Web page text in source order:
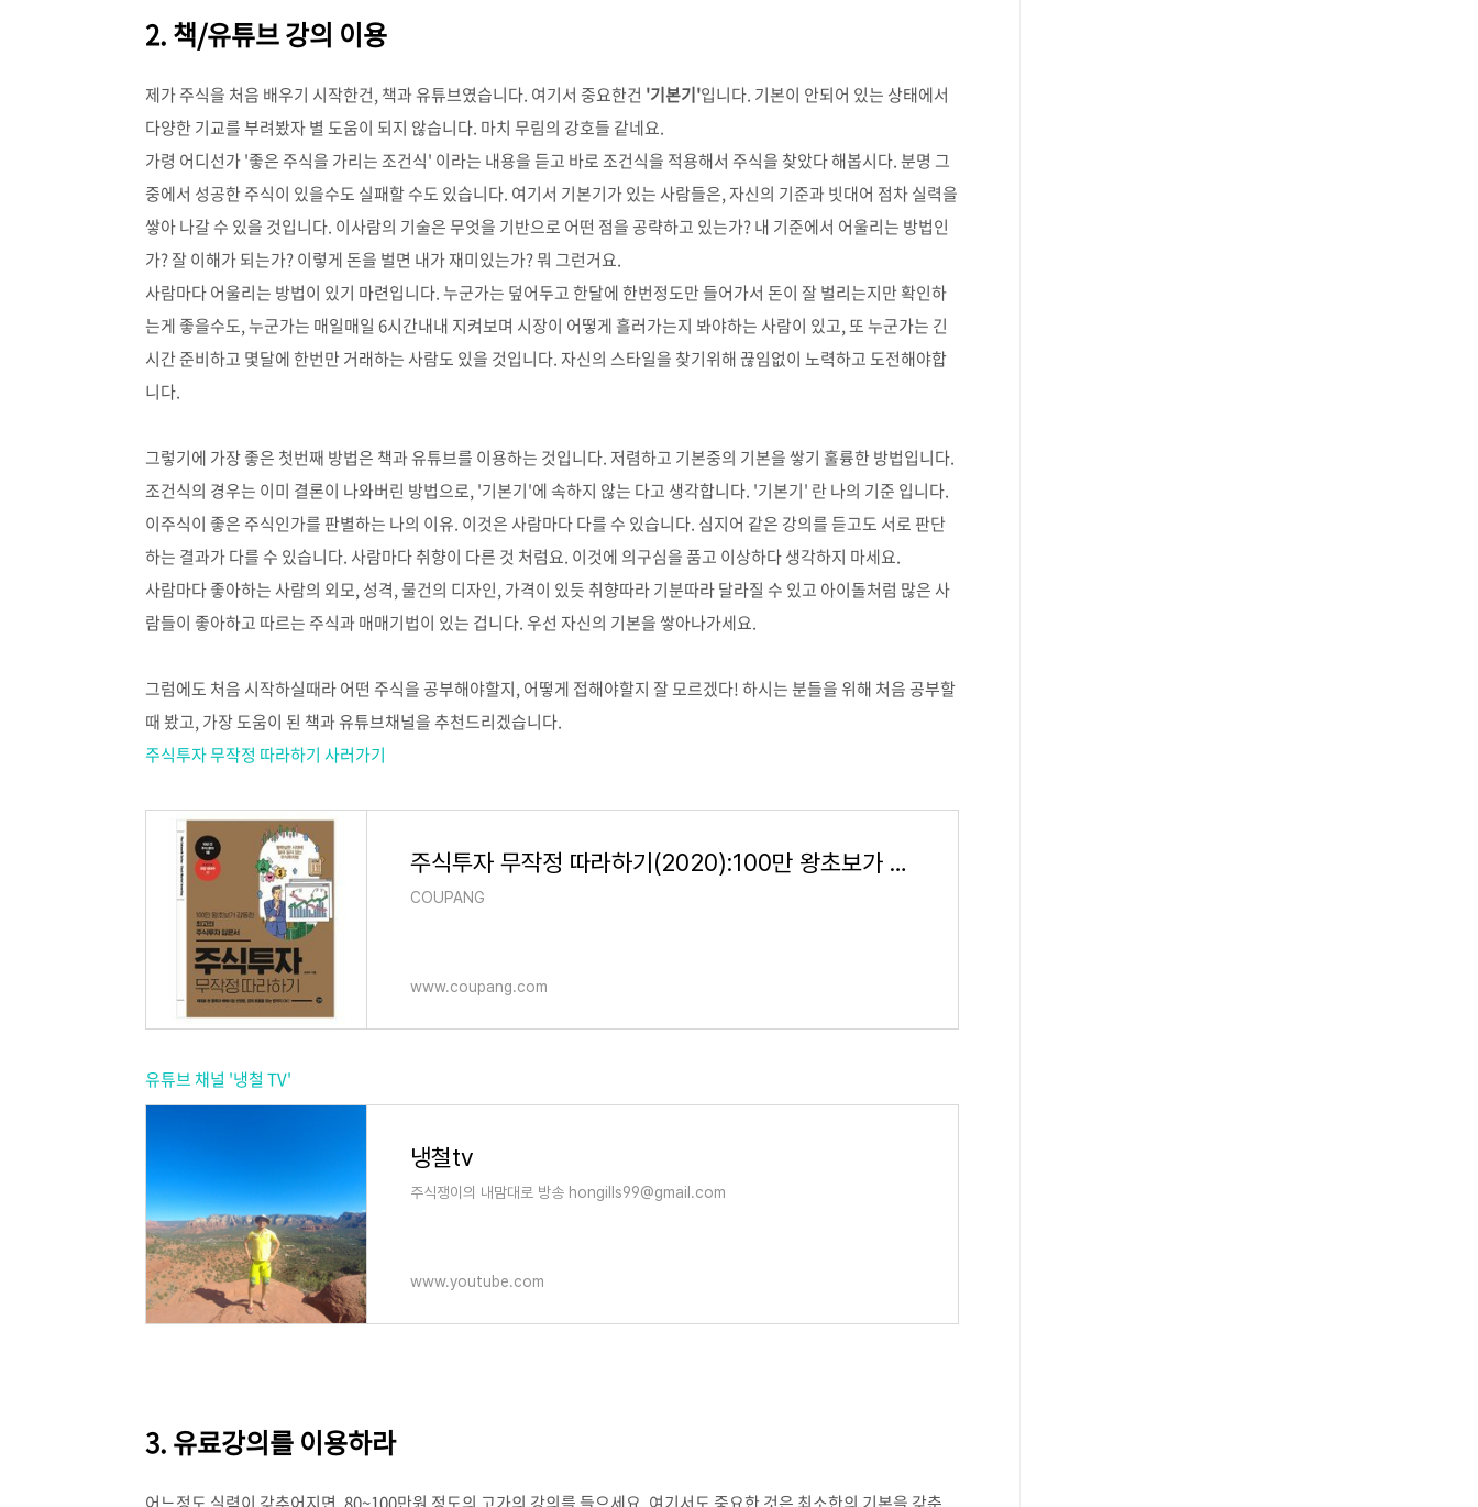
2. 책/유튜브 강의 이용
제가 주식을 처음 배우기 시작한건, 책과 유튜브였습니다. 여기서 중요한건 '기본기'입니다. 기본이 안되어 있는 상태에서
다양한 기교를 부려봤자 별 도움이 되지 않습니다. 마치 무림의 강호들 같네요.
가령 어디선가 '좋은 주식을 가리는 조건식' 이라는 내용을 듣고 바로 조건식을 적용해서 주식을 찾았다 해봅시다. 분명 그
중에서 성공한 주식이 있을수도 실패할 수도 있습니다. 여기서 기본기가 있는 사람들은, 자신의 기준과 빗대어 점차 실력을
쌓아 나갈 수 있을 것입니다. 이사람의 기술은 무엇을 기반으로 어떤 점을 공략하고 있는가? 내 기준에서 어울리는 방법인
가? 잘 이해가 되는가? 이렇게 돈을 벌면 내가 재미있는가? 뭐 그런거요.
사람마다 어울리는 방법이 있기 마련입니다. 누군가는 덮어두고 한달에 한번정도만 들어가서 돈이 잘 벌리는지만 확인하
는게 좋을수도, 누군가는 매일매일 6시간내내 지켜보며 시장이 어떻게 흘러가는지 봐야하는 사람이 있고, 또 누군가는 긴
시간 준비하고 몇달에 한번만 거래하는 사람도 있을 것입니다. 자신의 스타일을 찾기위해 끊임없이 노력하고 도전해야합
니다.
그렇기에 가장 좋은 첫번째 방법은 책과 유튜브를 이용하는 것입니다. 저렴하고 기본중의 기본을 쌓기 훌륭한 방법입니다.
조건식의 경우는 이미 결론이 나와버린 방법으로, '기본기'에 속하지 않는 다고 생각합니다. '기본기' 란 나의 기준 입니다.
이주식이 좋은 주식인가를 판별하는 나의 이유. 이것은 사람마다 다를 수 있습니다. 심지어 같은 강의를 듣고도 서로 판단
하는 결과가 다를 수 있습니다. 사람마다 취향이 다른 것 처럼요. 이것에 의구심을 품고 이상하다 생각하지 마세요.
사람마다 좋아하는 사람의 외모, 성격, 물건의 디자인, 가격이 있듯 취향따라 기분따라 달라질 수 있고 아이돌처럼 많은 사
람들이 좋아하고 따르는 주식과 매매기법이 있는 겁니다. 우선 자신의 기본을 쌓아나가세요.
그럼에도 처음 시작하실때라 어떤 주식을 공부해야할지, 어떻게 접해야할지 잘 모르겠다! 하시는 분들을 위해 처음 공부할
때 봤고, 가장 도움이 된 책과 유튜브채널을 추천드리겠습니다.
주식투자 무작정 따라하기 사러가기
주식투자 무작정 따라하기(2020):100만 왕초보가 감동한 최고의 주식투자 입문서
COUPANG
www.coupang.com
유튜브 채널 '냉철 TV'
냉철tv
주식쟁이의 내맘대로 방송 hongills99@gmail.com
www.youtube.com
3. 유료강의를 이용하라